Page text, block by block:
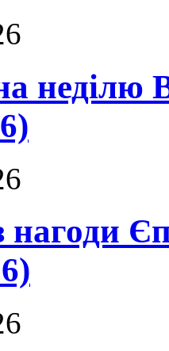
неділю
нагоди